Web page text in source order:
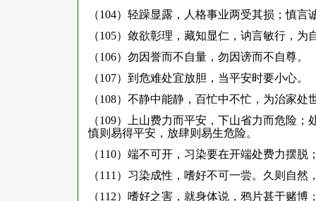
（104）轻躁显露，人格事业两受其损；慎
（105）敛欲彰理，藏知显仁，讷言敏行，为
（106）勿因誉而不自量，勿因谤而不自尊。
（107）到危难处宜放胆，当平安时要小心。
（108）不静中能静，百忙中不忙，为治家处
（109）上山费力而平安，下山省力而危险
慎则易得平安，放肆则易生危险。
（110）端不可开，习染要在开端处费力摆
（111）习染成性，嗜好不可一尝。久则自然
（112）嗜好之害，就身体说，鸦片甚于赌